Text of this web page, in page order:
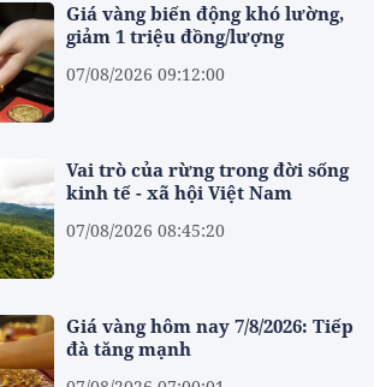
Giá vàng biến động khó lường,
giảm 1 triệu đồng/lượng
07/08/2026 09:12:00
Vai trò của rừng trong đời sống
kinh tế - xã hội Việt Nam
07/08/2026 08:45:20
Giá vàng hôm nay 7/8/2026: Tiếp
đà tăng mạnh